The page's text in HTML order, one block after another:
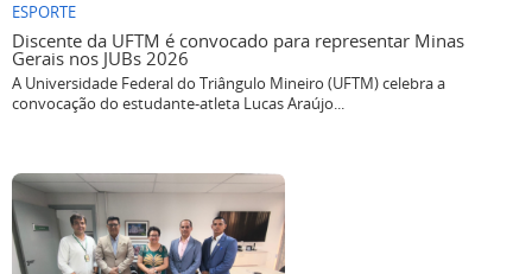
ESPORTE
Discente da UFTM é convocado para representar Minas
Gerais nos JUBs 2026
A Universidade Federal do Triângulo Mineiro (UFTM) celebra a
convocação do estudante-atleta Lucas Araújo...